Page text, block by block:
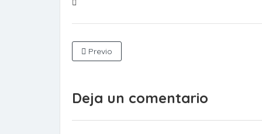
Previo
Deja un comentario